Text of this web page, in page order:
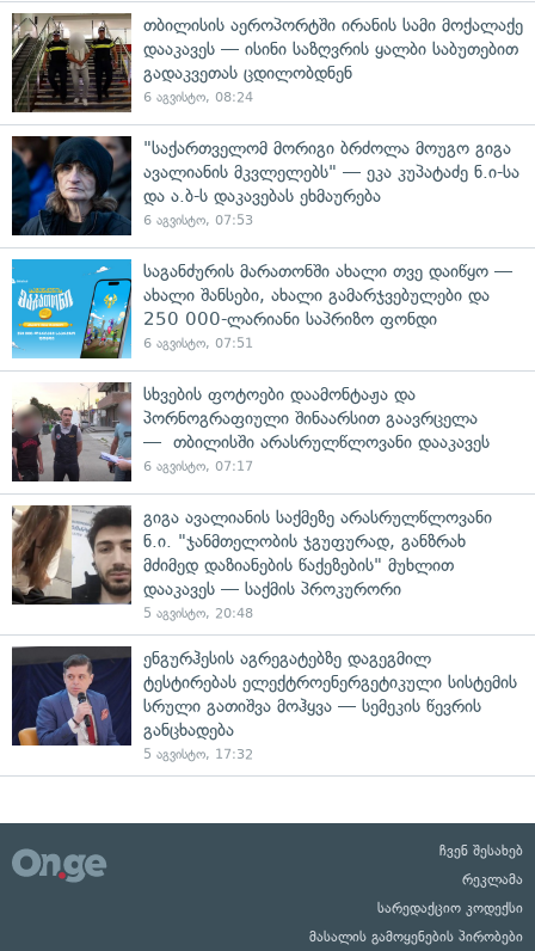
თბილისის აეროპორტში ირანის სამი მოქალაქე
დააკავეს — ისინი საზღვრის ყალბი საბუთებით
გადაკვეთას ცდილობდნენ
6 აგვისტო, 08:24
"საქართველომ მორიგი ბრძოლა მოუგო გიგა
ავალიანის მკვლელებს" — ეკა კუპატაძე ნ.ი-სა
და ა.ბ-ს დაკავებას ეხმაურება
6 აგვისტო, 07:53
საგანძურის მარათონში ახალი თვე დაიწყო —
ახალი შანსები, ახალი გამარჯვებულები და
250 000-ლარიანი საპრიზო ფონდი
6 აგვისტო, 07:51
სხვების ფოტოები დაამონტაჟა და
პორნოგრაფიული შინაარსით გაავრცელა
— თბილისში არასრულწლოვანი დააკავეს
6 აგვისტო, 07:17
გიგა ავალიანის საქმეზე არასრულწლოვანი
ნ.ი. "ჯანმთელობის ჯგუფურად, განზრახ
მძიმედ დაზიანების წაქეზების" მუხლით
დააკავეს — საქმის პროკურორი
5 აგვისტო, 20:48
ენგურჰესის აგრეგატებზე დაგეგმილ
ტესტირებას ელექტროენერგეტიკული სისტემის
სრული გათიშვა მოჰყვა — სემეკის წევრის
განცხადება
5 აგვისტო, 17:32
ჩვენ შესახებ
რეკლამა
სარედაქციო კოდექსი
მასალის გამოყენების პირობები